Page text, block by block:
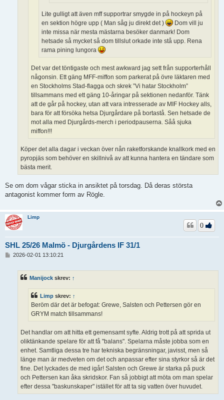
Lite gulligt att även mff supportrar smygde in på hockeyn på
en sektion högre upp ( Man såg ju direkt det )
Dom vill ju
inte missa när mesta mästarna besöker danmark! Dom
hetsade så mycket så dom tillslut orkade inte stå upp. Rena
rama pining lungora
Det var det töntigaste och mest awkward jag sett från supporterhåll
någonsin. Ett gäng MFF-miffon som parkerat på övre läktaren med
en Stockholms Stad-flagga och skrek ”Vi hatar Stockholm”
tillsammans med ett gäng 10-åringar på sektionen nedanför. Tänk
att de går på hockey, utan att vara intresserade av MIF Hockey alls,
bara för att försöka hetsa Djurgårdare på bortastå. Sen hetsade de
mot alla med Djurgårds-merch i periodpauserna. Såå sjuka
miffon!!!
Köper det alla dagar i veckan över nån raketforskande knallkork med en
pyropjäs som behöver en skillnivå av att kunna hantera en tändare som
bästa merit.
Se om dom vågar sticka in ansiktet på torsdag. Då deras största
antagonist kommer form av Rögle.
Limp
SHL 25/26 Malmö - Djurgårdens IF 31/1
0
2026-02-01 13:10:21
Manijock skrev: ↑
Limp skrev: ↑
Beröm där det är befogat: Grewe, Salsten och Pettersen gör en
GRYM match tillsammans!
Det handlar om att hitta ett gemensamt syfte. Aldrig trott på att sprida ut
oliktänkande spelare för att få "balans". Spelarna måste jobba som en
enhet. Samtliga dessa tre har tekniska begränsningar, javisst, men så
länge man är medveten om det och anpassar efter sina styrkor så är det
fine. Det lyckades de med igår! Salsten och Grewe är starka på puck
och Pettersen kan åka skridskor. Fan så jobbigt att möta om man spelar
efter dessa "baskunskaper" istället för att ta sig vatten över huvudet.